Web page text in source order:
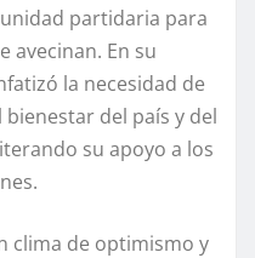
partidaria para
avecinan. En su
la necesidad de
del país y del
su apoyo a los
clima de optimismo y